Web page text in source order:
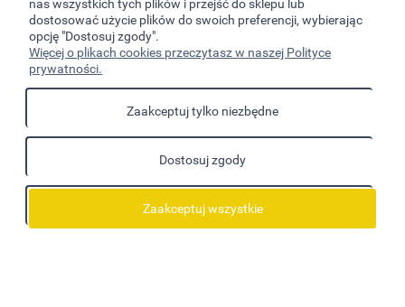
Pomoc
Moje konto
Płatności i dostawa
nas wszystkich tych plików i przejść do sklepu lub
dostosować użycie plików do swoich preferencji, wybierając
opcję "Dostosuj zgody".
Więcej o plikach cookies przeczytasz w naszej Polityce
prywatności.
Zaakceptuj tylko niezbędne
Dostosuj zgody
Zaakceptuj wszystkie